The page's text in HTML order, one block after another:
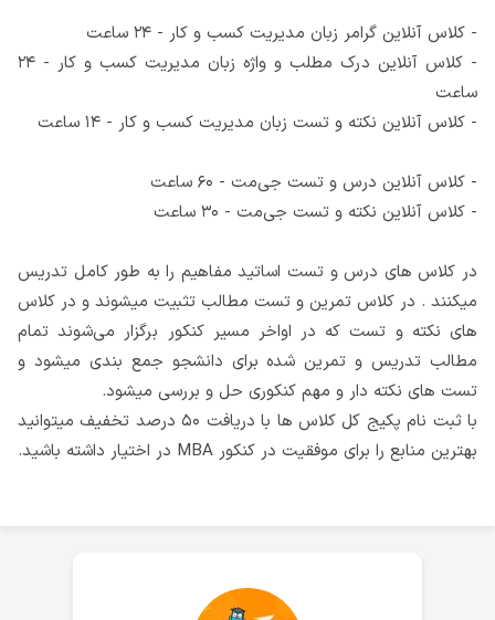
- کلاس آنلاین گرامر زبان مدیریت کسب و کار - ۲۴ ساعت
- کلاس آنلاین درک مطلب و واژه زبان مدیریت کسب و کار - ۲۴
ساعت
- کلاس آنلاین نکته و تست زبان مدیریت کسب و کار - ۱۴ ساعت
- کلاس آنلاین درس و تست جی‌مت - ۶۰ ساعت
- کلاس آنلاین نکته و تست جی‌مت - ۳۰ ساعت
در کلاس های درس و تست اساتید مفاهیم را به طور کامل تدریس
میکنند . در کلاس تمرین و تست مطالب تثبیت میشوند و در کلاس
های نکته و تست که در اواخر مسیر کنکور برگزار می‌شوند تمام
مطالب تدریس و تمرین شده برای دانشجو جمع بندی میشود و
تست های نکته دار و مهم کنکوری حل و بررسی میشود.
با ثبت نام پکیج کل کلاس ها با دریافت ۵۰ درصد تخفیف میتوانید
بهترین منابع را برای موفقیت در کنکور MBA در اختیار داشته باشید.